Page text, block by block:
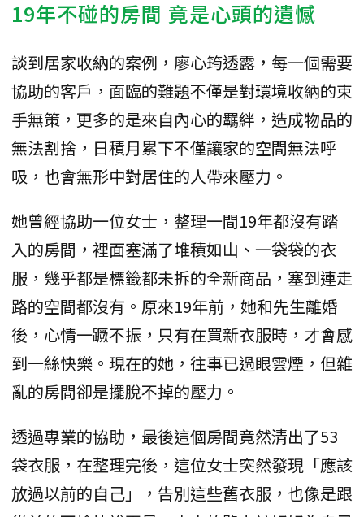
19年不碰的房間 竟是心頭的遺憾
談到居家收納的案例，廖心筠透露，每一個需要
協助的客戶，面臨的難題不僅是對環境收納的束
手無策，更多的是來自內心的羈絆，造成物品的
無法割捨，日積月累下不僅讓家的空間無法呼
吸，也會無形中對居住的人帶來壓力。
她曾經協助一位女士，整理一間19年都沒有踏
入的房間，裡面塞滿了堆積如山、一袋袋的衣
服，幾乎都是標籤都未拆的全新商品，塞到連走
路的空間都沒有。原來19年前，她和先生離婚
後，心情一蹶不振，只有在買新衣服時，才會感
到一絲快樂。現在的她，往事已過眼雲煙，但雜
亂的房間卻是擺脫不掉的壓力。
透過專業的協助，最後這個房間竟然清出了53
袋衣服，在整理完後，這位女士突然發現「應該
放過以前的自己」，告別這些舊衣服，也像是跟